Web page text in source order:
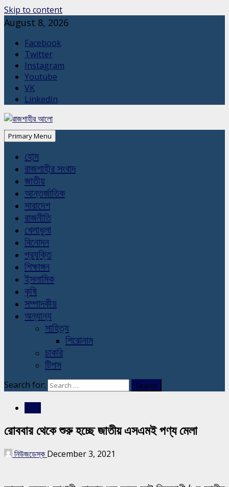
Skip to content
August 8, 2026
Facebook
Twitter
Instagram
Youtube
VK
LinkedIn
Primary Menu
হোম
রাজশাহীর সংবাদ
জাতীয়
আন্তর্জাতিক
সারাদেশ
রাজনীতি
খেলাধুলা
বিনোদন
প্রযুক্তি
শিক্ষাঙ্গন
ইসলামিক
কৃষি
সম্পাদকীয়
অন্যান্য
সাহিত্য
শিরোনাম
চাকরি
টিপস
Search for:
রোববার থেকে শুরু হচ্ছে জাতীয় এসএমই পণ্য মেলা
নিউজডেস্ক December 3, 2021